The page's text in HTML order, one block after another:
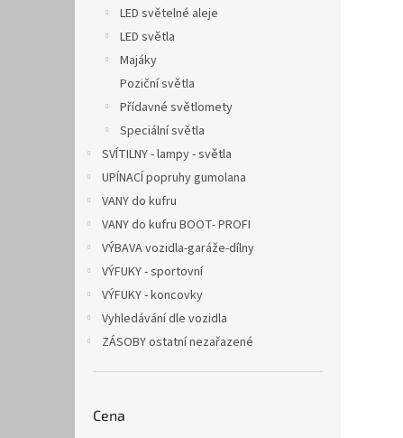
LED světelné aleje
LED světla
Majáky
Poziční světla
Přídavné světlomety
Speciální světla
SVÍTILNY - lampy - světla
UPÍNACÍ popruhy gumolana
VANY do kufru
VANY do kufru BOOT- PROFI
VÝBAVA vozidla-garáže-dílny
VÝFUKY - sportovní
VÝFUKY - koncovky
Vyhledávání dle vozidla
ZÁSOBY ostatní nezařazené
Cena